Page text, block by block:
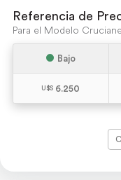
Referencia de
Para el Modelo
Bajo
6.250